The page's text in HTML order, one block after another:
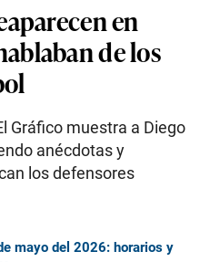
en
de los
Gráfico muestra a Diego
anécdotas y
los defensores
mayo del 2026: horarios y